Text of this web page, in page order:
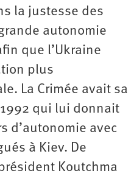
la justesse des
autonomie
que l’Ukraine
plus
La Crimée avait sa
qui lui donnait
d’autonomie avec
à Kiev. De
Koutchma